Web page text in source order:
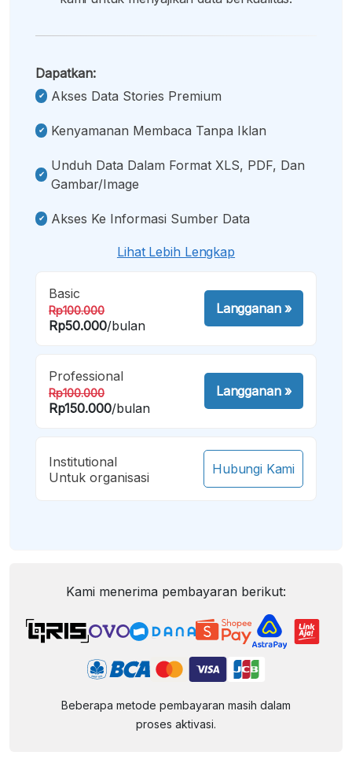
Dapatkan:
Akses Data Stories Premium
Kenyamanan Membaca Tanpa Iklan
Unduh Data Dalam Format XLS, PDF, Dan
Gambar/image
Akses Ke Informasi Sumber Data
Lihat Lebih Lengkap
Basic
Rp100.000
Rp50.000/bulan
Langganan»
Professional
Rp100.000
Rp150.000/bulan
Langganan»
Institutional
Untuk organisasi
Hubungi Kami
Kami menerima pembayaran berikut:
Beberapa metode pembayaran masih dalam
proses aktivasi.